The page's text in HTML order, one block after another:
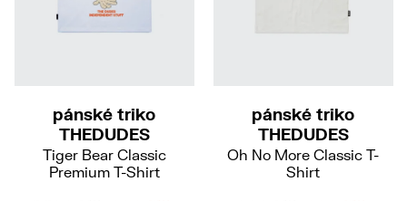
pánské triko
THEDUDES
Tiger Bear Classic
Premium T-Shirt
pánské triko
THEDUDES
Oh No More Classic T-
Shirt